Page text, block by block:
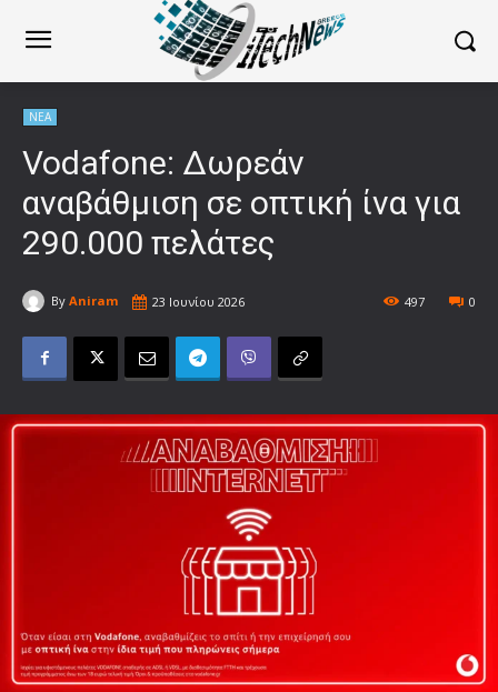
ΝΕΑ
Vodafone: Δωρεάν
αναβάθμιση σε οπτική ίνα για
290.000 πελάτες
By Aniram 23 Ιουνίου 2026 0
497